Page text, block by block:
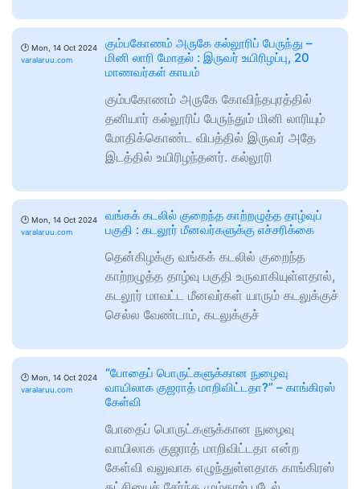
🕑 Mon, 14 Oct 2024
varalaruu.com
கும்பகோணம் அருகே கல்லூரிப் பேருந்து –
மினி லாரி மோதல் : இருவர் உயிரிழப்பு, 20
மாணவர்கள் காயம்
கும்பகோணம் அருகே கோவிந்தபுரத்தில்
தனியார் கல்லூரிப் பேருந்தும் மினி லாரியும்
மோதிக்கொண்ட விபத்தில் இருவர் அதே
இடத்தில் உயிரிழந்தனர். கல்லூரி
🕑 Mon, 14 Oct 2024
varalaruu.com
வங்கக் கடலில் குறைந்த காற்றழுத்த தாழ்வுப்
பகுதி : கடலூர் மீனவர்களுக்கு எச்சரிக்கை
தென்கிழக்கு வங்கக் கடலில் குறைந்த
காற்றழுத்த தாழ்வு பகுதி உருவாகியுள்ளதால்,
கடலூர் மாவட்ட மீனவர்கள் யாரும் கடலுக்குச்
செல்ல வேண்டாம், கடலுக்குச்
🕑 Mon, 14 Oct 2024
varalaruu.com
“போதைப் பொருட்களுக்கான நுழைவு
வாயிலாக குஜராத் மாறிவிட்டதா?” – காங்கிரஸ்
கேள்வி
போதைப் பொருட்களுக்கான நுழைவு
வாயிலாக குஜராத் மாறிவிட்டதா என்ற
கேள்வி வலுவாக எழுந்துள்ளதாக காங்கிரஸ்